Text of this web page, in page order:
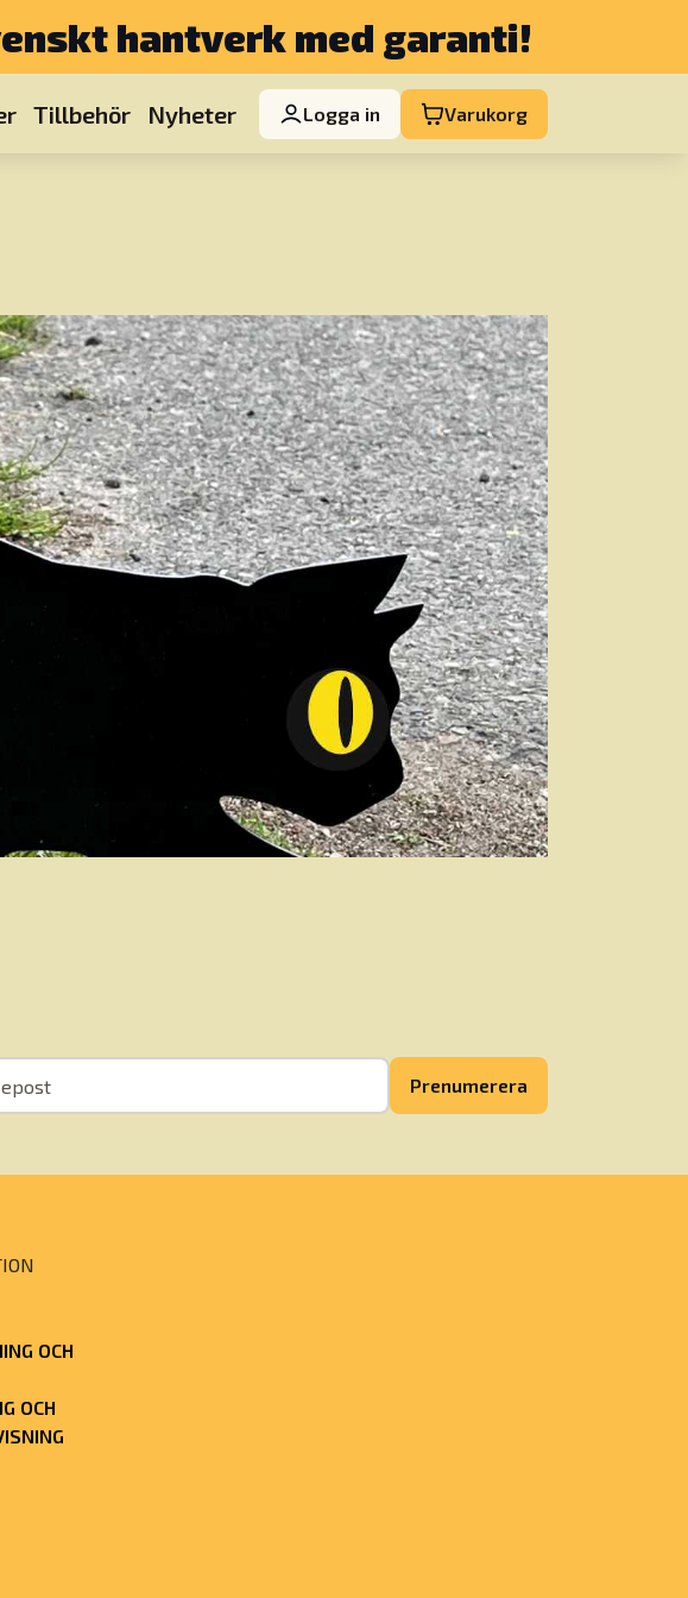
hantverk med garanti!
Tillbehör Nyheter Logga in Varukorg
Prenumerera
OCH
OCH